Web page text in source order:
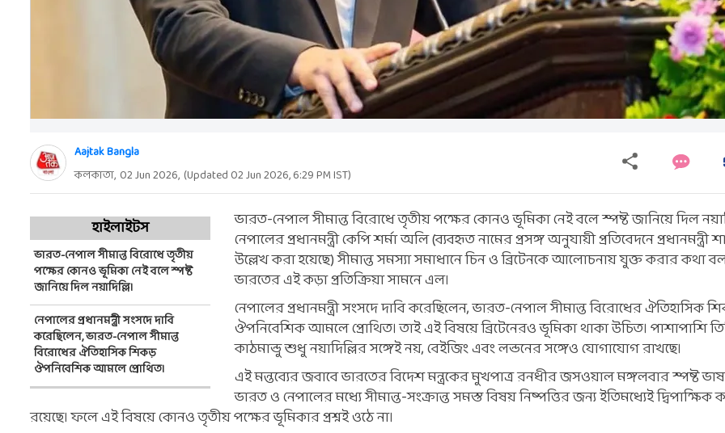
Aajtak Bangla
কলকাতা, 02 Jun 2026, (Updated 02 Jun 2026, 6:29 PMIST)
হাইলাইটস
ভারত-নেপাল সীমান্ত বিরোধে তৃতীয়
পক্ষের কোনও ভূমিকা নেই বলে স্পষ্ট
জানিয়ে দিল নয়াদিল্লি।
নেপালের প্রধানমন্ত্রী সংসদে দাবি
করেছিলেন, ভারত-নেপাল সীমান্ত
বিরোধের ঐতিহাসিক শিকড়
ঔপনিবেশিক আমলে প্রোথিত।
ভারত-নেপাল সীমান্ত বিরোধে তৃতীয় পক্ষের কোনও ভূমিকা নেই বলে স্পষ্ট জানিয়ে দিল
নেপালের প্রধানমন্ত্রী কেপি শর্মা অলি (ব্যবহৃত নামের প্রসঙ্গ অনুযায়ী প্রতিবেদনে প্রধানমন্ত্রী
উল্লেখ করা হয়েছে) সীমান্ত সমস্যা সমাধানে চিন ও ব্রিটেনকে আলোচনায় যুক্ত করার কথা
ভারতের এই কড়া প্রতিক্রিয়া সামনে এল।
নেপালের প্রধানমন্ত্রী সংসদে দাবি করেছিলেন, ভারত-নেপাল সীমান্ত বিরোধের ঐতিহাসিক
ঔপনিবেশিক আমলে প্রোথিত। তাই এই বিষয়ে ব্রিটেনেরও ভূমিকা থাকা উচিত। পাশাপাশি
কাঠমান্ডু শুধু নয়াদিল্লির সঙ্গেই নয়, বেইজিং এবং লন্ডনের সঙ্গেও যোগাযোগ রাখছে।
এই মন্তব্যের জবাবে ভারতের বিদেশ মন্ত্রকের মুখপাত্র রনধীর জসওয়াল মঙ্গলবার স্পষ্ট
ভারত ও নেপালের মধ্যে সীমান্ত-সংক্রান্ত সমস্ত বিষয় নিষ্পত্তির জন্য ইতিমধ্যেই দ্বিপাক্ষিক
রয়েছে। ফলে এই বিষয়ে কোনও তৃতীয় পক্ষের ভূমিকার প্রশ্নই ওঠে না।